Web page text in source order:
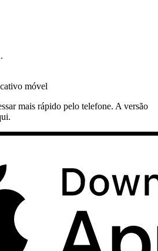
móvel
mais rápido pelo telefone. A versão